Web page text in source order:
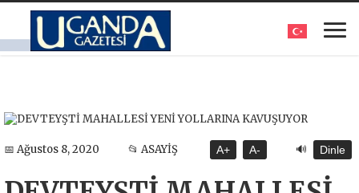
📅 Ağustos 8, 2020 📂 ASAYİŞ A+ A- 🔊 Dinle